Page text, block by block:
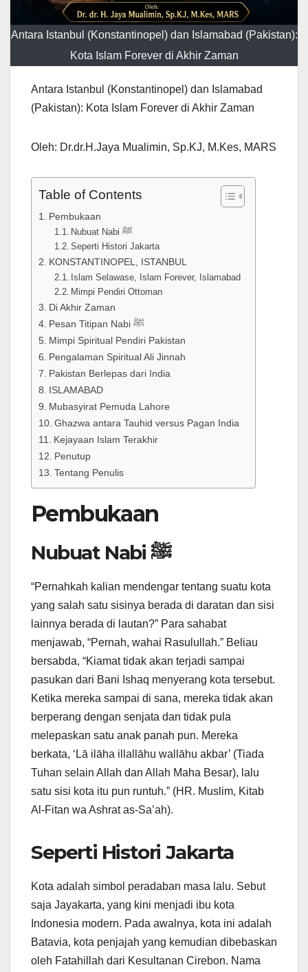
Antara Istanbul (Konstantinopel) dan Islamabad (Pakistan):
Kota Islam Forever di Akhir Zaman
Antara Istanbul (Konstantinopel) dan Islamabad
(Pakistan): Kota Islam Forever di Akhir Zaman
Oleh: Dr.dr.H.Jaya Mualimin, Sp.KJ, M.Kes, MARS
Table of Contents
Pembukaan
Nubuat Nabi ﷺ
Seperti Histori Jakarta
KONSTANTINOPEL, ISTANBUL
Islam Selawase, Islam Forever, Islamabad
Mimpi Pendiri Ottoman
Di Akhir Zaman
Pesan Titipan Nabi ﷺ
Mimpi Spiritual Pendiri Pakistan
Pengalaman Spiritual Ali Jinnah
Pakistan Berlepas dari India
ISLAMABAD
Mubasyirat Pemuda Lahore
Ghazwa antara Tauhid versus Pagan India
Kejayaan Islam Terakhir
Penutup
Tentang Penulis
Pembukaan
Nubuat Nabi ﷺ
“Pernahkah kalian mendengar tentang suatu kota
yang salah satu sisinya berada di daratan dan sisi
lainnya berada di lautan?” Para sahabat
menjawab, “Pernah, wahai Rasulullah.” Beliau
bersabda, “Kiamat tidak akan terjadi sampai
pasukan dari Bani Ishaq menyerang kota tersebut.
Ketika mereka sampai di sana, mereka tidak akan
berperang dengan senjata dan tidak pula
melepaskan satu anak panah pun. Mereka
berkata, ‘Lā ilāha illallāhu wallāhu akbar’ (Tiada
Tuhan selain Allah dan Allah Maha Besar), lalu
satu sisi kota itu pun runtuh.” (HR. Muslim, Kitab
Al-Fitan wa Ashrat as-Sa’ah).
Seperti Histori Jakarta
Kota adalah simbol peradaban masa lalu. Sebut
saja Jayakarta, yang kini menjadi ibu kota
Indonesia modern. Pada awalnya, kota ini adalah
Batavia, kota penjajah yang kemudian dibebaskan
oleh Fatahillah dari Kesultanan Cirebon. Nama